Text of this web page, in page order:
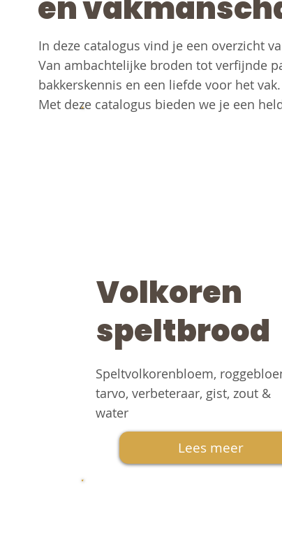
en
In deze catalogus vind je een overzicht
Van ambachtelijke broden tot verfijnde
bakkerskennis en een liefde voor het vak.
Met deze catalogus bieden we je een
Volkoren
speltbrood
Speltvolkorenbloem,
tarvo, verbeteraar, gist, zout &
water
Lees meer